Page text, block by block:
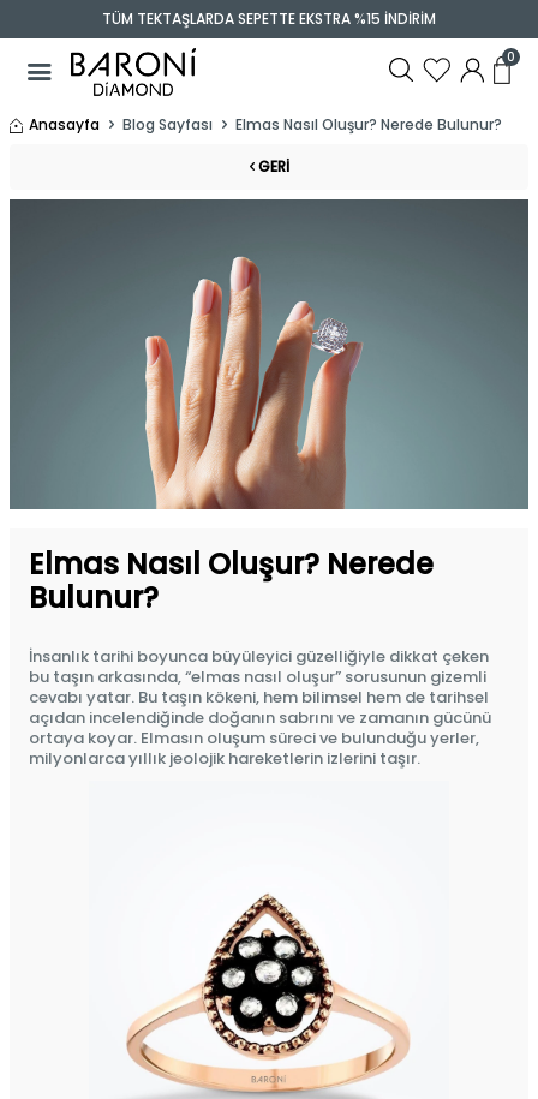
TÜM TEKTAŞLARDA SEPETTE EKSTRA %15 İNDİRİM
0
Anasayfa Blog Sayfası Elmas Nasıl Oluşur? Nerede Bulunur?
GERI
Elmas Nasıl Oluşur? Nerede
Bulunur?
İnsanlık tarihi boyunca büyüleyici güzelliğiyle dikkat çeken
bu taşın arkasında, “elmas nasıl oluşur” sorusunun gizemli
cevabı yatar. Bu taşın kökeni, hem bilimsel hem de tarihsel
açıdan incelendiğinde doğanın sabrını ve zamanın gücünü
ortaya koyar. Elmasın oluşum süreci ve bulunduğu yerler,
milyonlarca yıllık jeolojik hareketlerin izlerini taşır.